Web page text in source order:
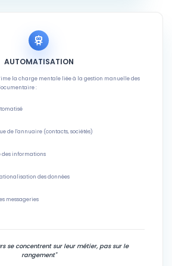
AUTOMATISATION
la charge mentale liée à la gestion manuelle des
:
de l'annuaire (contacts, sociétés)
des informations
des données
messageries
se concentrent sur leur métier, pas sur le
rangement"